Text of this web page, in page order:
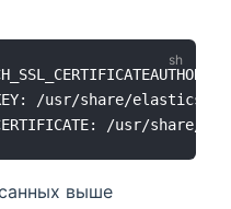
/usr/share/
/usr/
выше